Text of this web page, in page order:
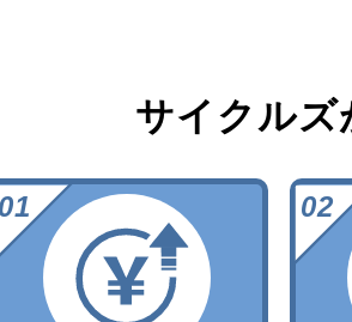
サイクルズ